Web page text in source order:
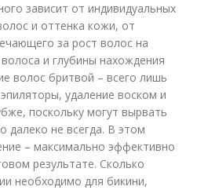
зависит от индивидуальных
и оттенка кожи, от
за рост волос на
и глубины нахождения
волос бритвой – всего лишь
удаление воском и
поскольку могут вырвать
далеко не всегда. В этом
– максимально эффективно
результате. Сколько
необходимо для бикини,